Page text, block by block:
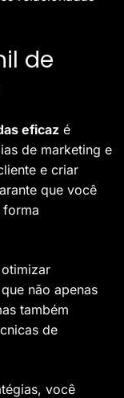
de
eficaz é
de marketing e
e criar
que você
não apenas
também
de
você